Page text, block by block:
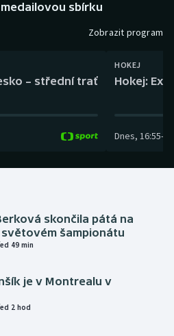
sbírku
Zobrazit program
– střední trať
HOKEJ
Hokej:
Dnes, 16:55-
skončila pátá na
šampionátu
49 min
je v Montrealu v
2 hod